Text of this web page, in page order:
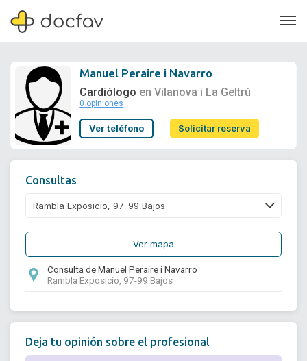
Soporte
Manuel Peraire i Navarro
Cardiólogo en Vilanova i La Geltrú
0 opiniones
Ver teléfono Solicitar reserva
Consultas
Ver mapa
Consulta de Manuel Peraire i Navarro
Rambla Exposicio, 97-99 Bajos
Deja tu opinión sobre el profesional